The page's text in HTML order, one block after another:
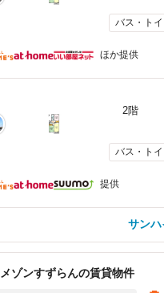
バス・ト
ほか提供
2階
バス・ト
提供
サン
メゾンすずらんの賃貸物件